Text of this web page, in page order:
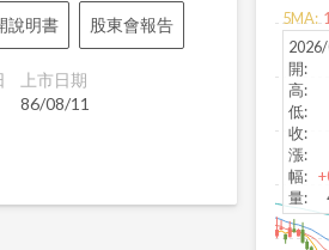
說明書 股東會報告
上市日期
86/08/11
開:
高:
低:
收:
漲:
幅:
量:
5MA: